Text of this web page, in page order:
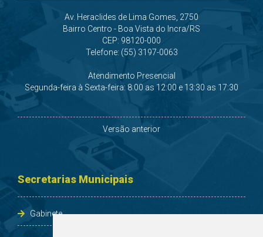
Av. Heraclides de Lima Gomes, 2750
Bairro Centro - Boa Vista do Incra/RS
CEP: 98120-000
Telefone: (55) 3197-0063
Atendimento Presencial
Segunda-feira à Sexta-feira: 8:00 as 12:00 e 13:30 as 17:30
Versão anterior
Secretarias Municipais
Gabinete